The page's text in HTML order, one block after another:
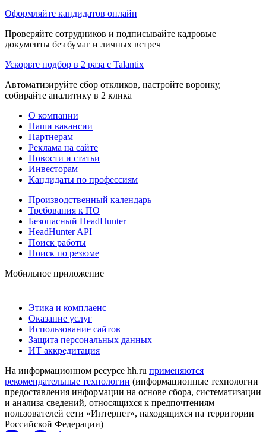
Оформляйте кандидатов онлайн
Проверяйте сотрудников и подписывайте кадровые
документы без бумаг и личных встреч
Ускорьте подбор в 2 раза с Talantix
Автоматизируйте сбор откликов, настройте воронку,
собирайте аналитику в 2 клика
О компании
Наши вакансии
Партнерам
Реклама на сайте
Новости и статьи
Инвесторам
Кандидаты по профессиям
Производственный календарь
Требования к ПО
Безопасный HeadHunter
HeadHunter API
Поиск работы
Поиск по резюме
Мобильное приложение
Этика и комплаенс
Оказание услуг
Использование сайтов
Защита персональных данных
ИТ аккредитация
На информационном ресурсе hh.ru применяются
рекомендательные технологии (информационные технологии
предоставления информации на основе сбора, систематизации
и анализа сведений, относящихся к предпочтениям
пользователей сети «Интернет», находящихся на территории
Российской Федерации)